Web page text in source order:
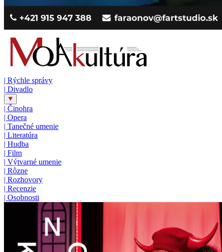
| Rýchle správy
| Divadlo
| Činohra
| Opera
| Tanečné umenie
| Literatúra
| Hudba
| Film
| Výtvarné umenie
| Rôzne
| Rozhovory
| Recenzie
| Osobnosti